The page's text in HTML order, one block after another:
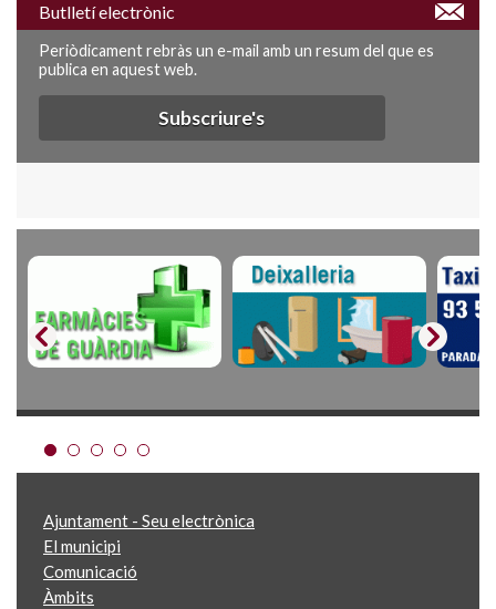
Butlletí electrònic
Periòdicament rebràs un e-mail amb un resum del que es
publica en aquest web.
Subscriure's
Ajuntament - Seu electrònica
El municipi
Comunicació
Àmbits